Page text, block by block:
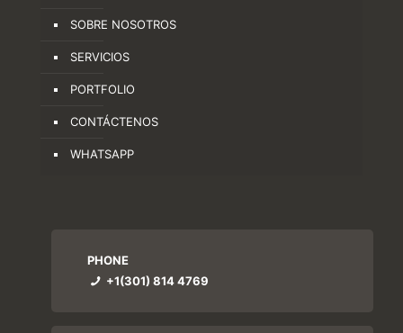
SOBRE NOSOTROS
SERVICIOS
PORTFOLIO
CONTÁCTENOS
WHATSAPP
PHONE
+1(301) 814 4769